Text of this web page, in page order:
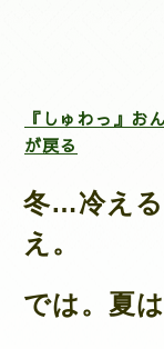
『しゅわっ』お
が戻る
冬…冷え
え。
では。夏